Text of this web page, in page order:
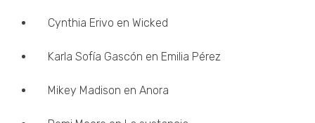
Cynthia Erivo en Wicked
Karla Sofía Gascón en Emilia Pérez
Mikey Madison en Anora